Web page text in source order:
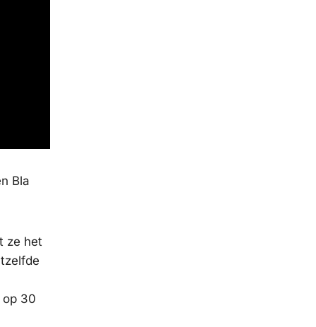
Bla
ze het
op 30